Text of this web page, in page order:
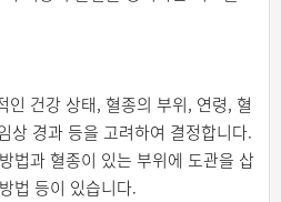
인 건강 상태, 혈종의 부위, 연령, 혈
상 경과 등을 고려하여 결정합니다.
법과 혈종이 있는 부위에 도관을 삽
법 등이 있습니다.